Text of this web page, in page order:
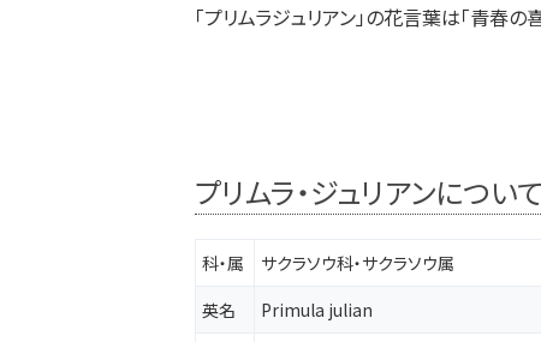
「プリムラジュリアン」の花言葉は「青春の
プリムラ・ジュリアンにつ
科・属
サクラソウ科・サクラソウ属
英名
Primula julian